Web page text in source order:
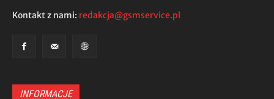
Kontakt z nami: redakcja@gsmservice.pl
INFORMACJE